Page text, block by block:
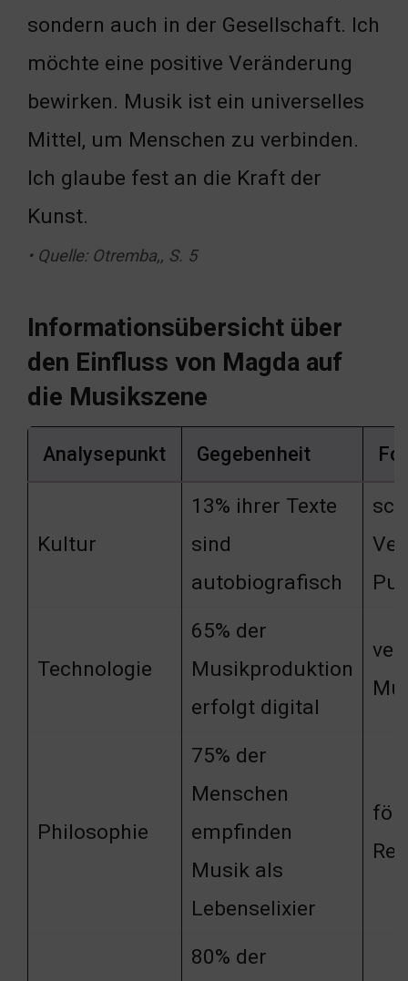
sondern auch in der Gesellschaft. Ich
möchte eine positive Veränderung
bewirken. Musik ist ein universelles
Mittel, um Menschen zu verbinden.
Ich glaube fest an die Kraft der
Kunst.
• Quelle: Otremba,, S. 5
Informationsübersicht über
den Einfluss von Magda auf
die Musikszene
Analysepunkt Gegebenheit
Kultur
13% ihrer Texte
sind
autobiografisch
Technologie
65% der
Musikproduktion
erfolgt digital
Philosophie
75% der
Menschen
empfinden
Musik als
Lebenselixier
80% der